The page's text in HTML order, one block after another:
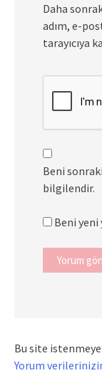
Daha
adım, e-
tarayıcıya
Beni
bilgilendir.
Beni
Bu site
Yorum